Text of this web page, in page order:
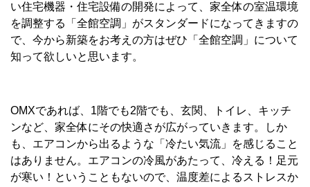
い住宅機器・住宅設備の開発によって、家全体の室温環境
を調整する「全館空調」がスタンダードになってきますの
で、今から新築をお考えの方はぜひ「全館空調」について
知って欲しいと思います。
OMXであれば、1階でも2階でも、玄関、トイレ、キッチ
ンなど、家全体にその快適さが広がっていきます。しか
も、エアコンから出るような「冷たい気流」を感じること
はありません。エアコンの冷風があたって、冷える！足元
が寒い！ということもないので、温度差によるストレスか